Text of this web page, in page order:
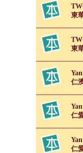
東
東
仁
仁
仁